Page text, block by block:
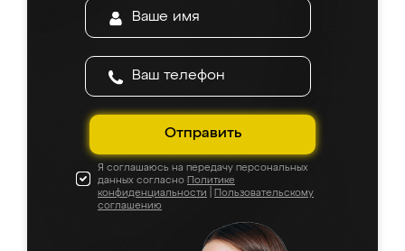
Отправить
Я соглашаюсь на передачу персональных
данных согласно Политике
конфиденциальности
Пользовательскому
соглашению